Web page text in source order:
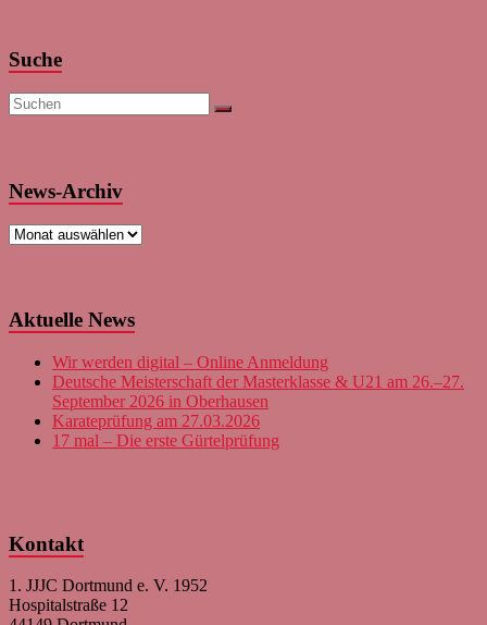
Suche
News-Archiv
News-
Aktuelle News
Wir werden digital – Online Anmeldung
Deutsche Meisterschaft der Masterklasse & U21 am 26.–27.
September 2026 in Oberhausen
Karateprüfung am 27.03.2026
17 mal – Die erste Gürtelprüfung
Kontakt
1. JJJC Dortmund e. V. 1952
Hospitalstraße 12